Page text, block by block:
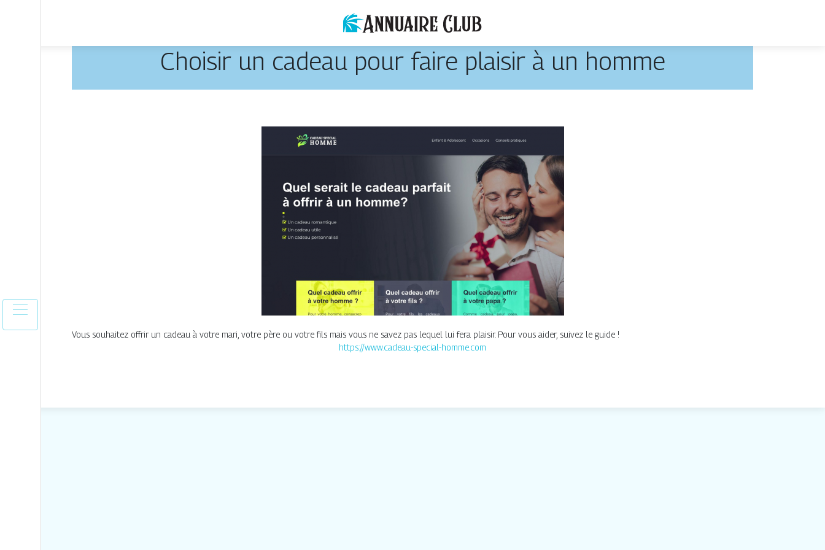
Choisir un cadeau pour faire plaisir à un homme
Vous souhaitez offrir un cadeau à votre mari, votre père ou votre fils mais vous ne savez pas lequel lui fera plaisir. Pour vous aider, suivez le guide !
https://www.cadeau-special-homme.com